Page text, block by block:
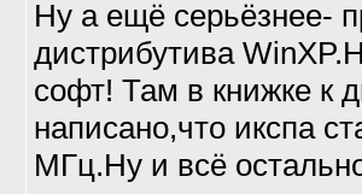
Ну а ещё серьёзнее-
дистрибутива
софт! Там в книжке к
написано,что икспа
МГц.Ну и всё